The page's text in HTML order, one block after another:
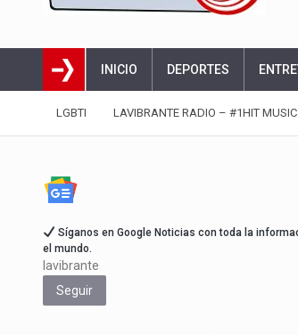
INICIO DEPORTES
LGBTI LAVIBRANTE RADIO – #1HIT MUSIC
Síganos en Google Noticias con toda la
el mundo.
lavibrante
Seguir